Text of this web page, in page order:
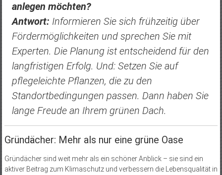
anlegen möchten?
Antwort: Informieren Sie sich frühzeitig über
Fördermöglichkeiten und sprechen Sie mit
Experten. Die Planung ist entscheidend für den
langfristigen Erfolg. Und: Setzen Sie auf
pflegeleichte Pflanzen, die zu den
Standortbedingungen passen. Dann haben Sie
lange Freude an Ihrem grünen Dach.
Gründächer: Mehr als nur eine grüne Oase
Gründächer sind weit mehr als ein schöner Anblick – sie sind ein
aktiver Beitrag zum Klimaschutz und verbessern die Lebensqualität in